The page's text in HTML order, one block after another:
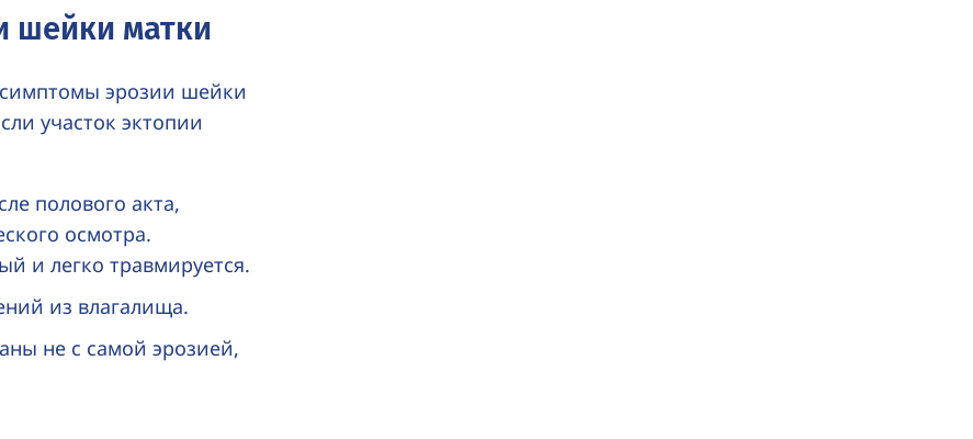
шейки матки
эрозии шейки
участок эктопии
полового акта,
осмотра.
и легко травмируется.
из влагалища.
не с самой эрозией,